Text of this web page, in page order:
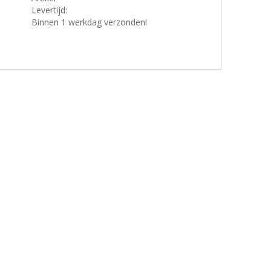
Levertijd:
Binnen 1 werkdag verzonden!